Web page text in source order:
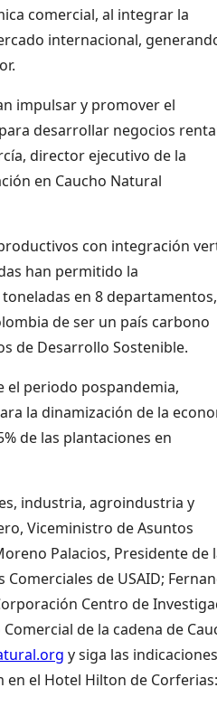
comercial, al integrar la
internacional,
impulsar y promover el
desarrollar negocios
director ejecutivo de la
en Caucho Natural
con integración
han permitido la
en 8 departamentos,
de ser un país carbono
de Desarrollo Sostenible.
el periodo pospandemia,
la dinamización de la
de las plantaciones en
industria, agroindustria y
Viceministro de Asuntos
Palacios, Presidente de
de USAID;
Centro de
de la cadena de
y siga las
en el Hotel Hilton de Corferias: